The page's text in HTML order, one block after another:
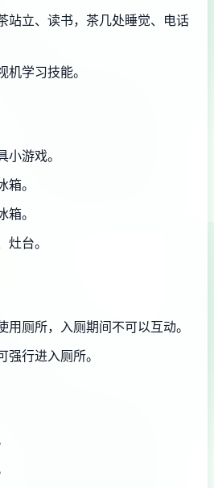
站立、读书，茶几处睡觉、电话
学习技能。
游戏。
。
。
台。
用厕所，入厕期间不可以互动。
强行进入厕所。